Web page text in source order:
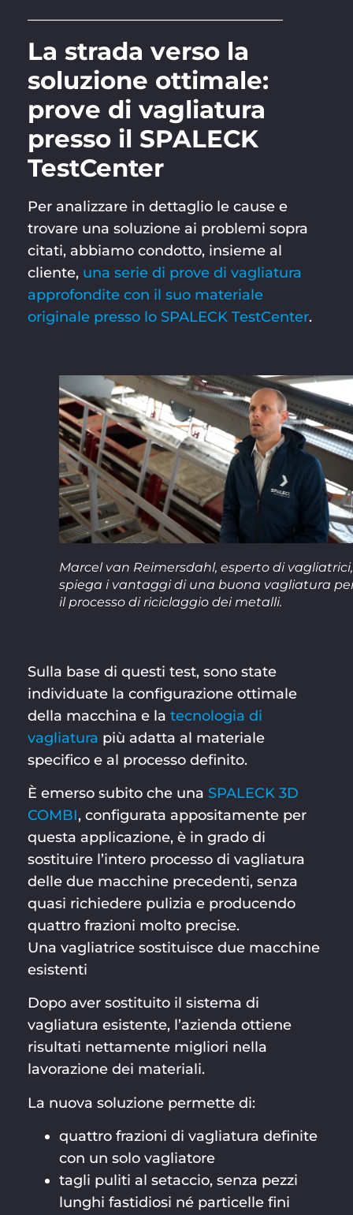
La strada verso la
soluzione ottimale:
prove di vagliatura
presso il SPALECK
TestCenter
Per analizzare in dettaglio le cause e
trovare una soluzione ai problemi sopra
citati, abbiamo condotto, insieme al
cliente, una serie di prove di vagliatura
approfondite con il suo materiale
originale presso lo SPALECK TestCenter.
Marcel van Reimersdahl, esperto di vagliatrici,
spiega i vantaggi di una buona vagliatura
il processo di riciclaggio dei metalli.
Sulla base di questi test, sono state
individuate la configurazione ottimale
della macchina e la tecnologia di
vagliatura più adatta al materiale
specifico e al processo definito.
È emerso subito che una SPALECK 3D
COMBI, configurata appositamente per
questa applicazione, è in grado di
sostituire l’intero processo di vagliatura
delle due macchine precedenti, senza
quasi richiedere pulizia e producendo
quattro frazioni molto precise.
Una vagliatrice sostituisce due macchine
esistenti
Dopo aver sostituito il sistema di
vagliatura esistente, l’azienda ottiene
risultati nettamente migliori nella
lavorazione dei materiali.
La nuova soluzione permette di:
quattro frazioni di vagliatura definite
con un solo vagliatore
tagli puliti al setaccio, senza pezzi
lunghi fastidiosi né particelle fini